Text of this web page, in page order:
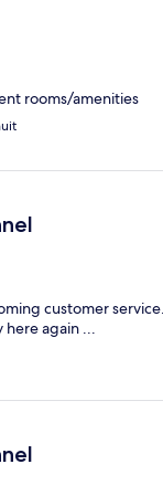
rooms/amenities
customer
here again ...